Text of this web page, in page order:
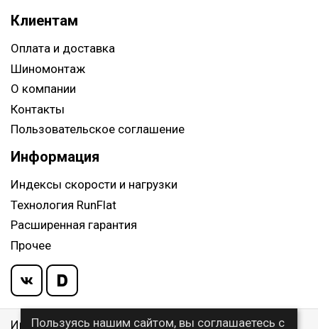
Клиентам
Оплата и доставка
Шиномонтаж
О компании
Контакты
Пользовательское соглашение
Информация
Индексы скорости и нагрузки
Технология RunFlat
Расширенная гарантия
Прочее
Информация указанная на сайте, не является
Пользуясь нашим сайтом, вы соглашаетесь с